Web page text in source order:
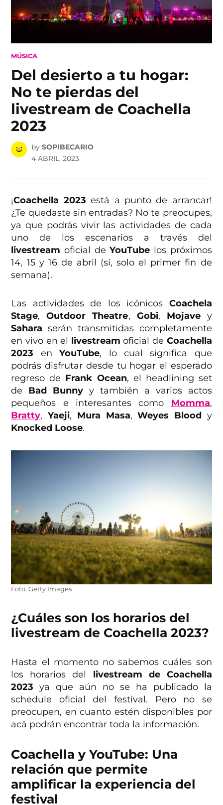
POSTED
MÚSICA
Del desierto a tu hogar:
No te pierdas del
livestream de Coachella
2023
by SOPIBECARIO
4 ABRIL, 2023
¡Coachella 2023 está a punto de arrancar!
¿Te quedaste sin entradas? No te preocupes,
ya que podrás vivir las actividades de cada
uno de los escenarios a través del
livestream oficial deYouTube los próximos
14, 15 y 16 de abril (sí, solo el primer fin de
semana).
Las actividades de los icónicos Coachela
Stage,Outdoor Theatre, Gobi, Mojavey
Sahara serán transmitidas completamente
en vivo en el livestream oficial de Coachella
2023 enYouTube, lo cual significa que
podrás disfrutar desde tu hogar el esperado
regreso de Frank Ocean, el headlining set
de Bad Bunny y también a varios actos
pequeños e interesantes como Momma,
Bratty,Yaeji, Mura Masa,Weyes Bloody
Knocked Loose.
Foto: Getty Images
¿Cuáles son los horarios del
livestream de Coachella 2023?
Hasta el momento no sabemos cuáles son
los horarios del livestream de Coachella
2023 ya que aún no se ha publicado la
schedule oficial del festival. Pero no se
preocupen, en cuanto estén disponibles por
acá podrán encontrar toda la información.
Coachella y YouTube: Una
relación que permite
amplificar la experiencia del
festival